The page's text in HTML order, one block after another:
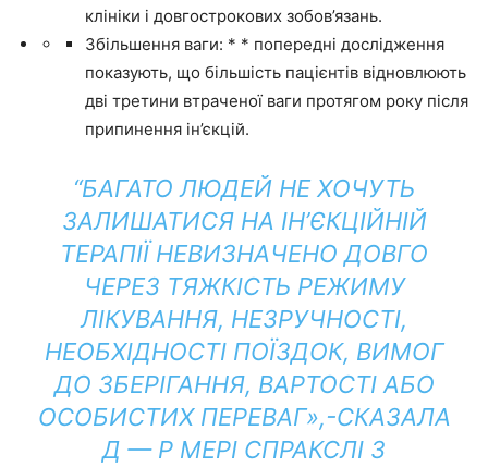
клініки і довгострокових зобов’язань.
Збільшення ваги: * * попередні дослідження
показують, що більшість пацієнтів відновлюють
дві третини втраченої ваги протягом року після
припинення ін’єкцій.
“БАГАТО ЛЮДЕЙ НЕ ХОЧУТЬ
ЗАЛИШАТИСЯ НА ІН’ЄКЦІЙНІЙ
ТЕРАПІЇ НЕВИЗНАЧЕНО ДОВГО
ЧЕРЕЗ ТЯЖКІСТЬ РЕЖИМУ
ЛІКУВАННЯ, НЕЗРУЧНОСТІ,
НЕОБХІДНОСТІ ПОЇЗДОК, ВИМОГ
ДО ЗБЕРІГАННЯ, ВАРТОСТІ АБО
ОСОБИСТИХ ПЕРЕВАГ»,-СКАЗАЛА
Д — Р МЕРІ СПРАКСЛІ З